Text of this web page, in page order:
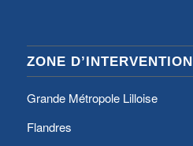
ZONE D’INTERVENTION
Grande Métropole Lilloise
Flandres